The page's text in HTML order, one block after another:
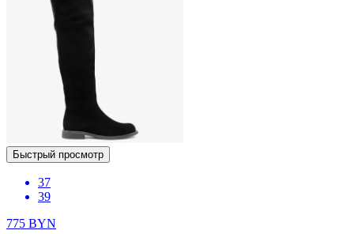
Быстрый просмотр
37
39
775 BYN